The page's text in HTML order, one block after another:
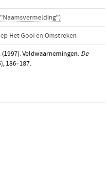
Het Gooi en Omstreken
(1997). Veldwaarnemingen. De
186–187.